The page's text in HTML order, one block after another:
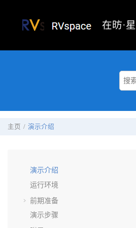
在昉·
主页 演示介绍
演示介绍
运行环境
前期准备
演示步骤